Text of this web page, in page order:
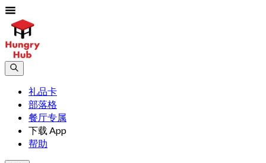
礼品卡
部落格
餐厅专属
下载 App
帮助